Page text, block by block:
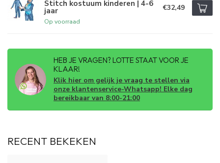
Stitch kostuum kinderen | 4-6
jaar
Op voorraad
€32,49
HEB JE VRAGEN? LOTTE STAAT VOOR JE
KLAAR!
Klik hier om gelijk je vraag te stellen via
onze klantenservice-Whatsapp! Elke dag
bereikbaar van 8:00-21:00
RECENT BEKEKEN